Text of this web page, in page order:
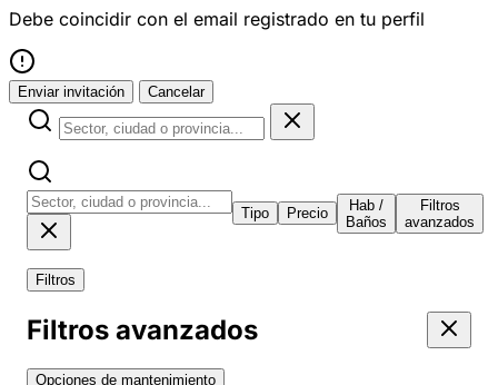
Debe coincidir con el email registrado en tu perfil
Enviar invitación Cancelar
Tipo Precio
Hab /
Baños
Filtros
avanzados
Filtros
Filtros avanzados
Opciones de mantenimiento